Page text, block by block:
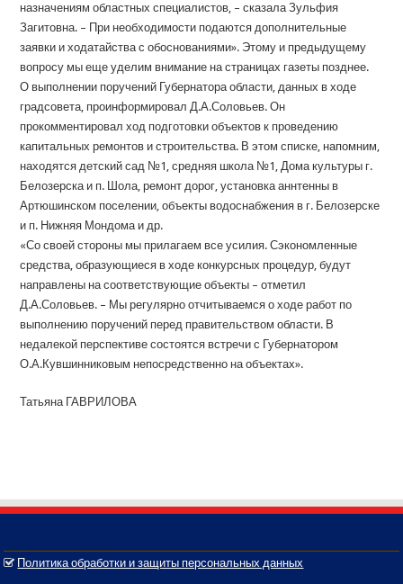
назначениям областных специалистов, – сказала Зульфия
Загитовна. – При необходимости подаются дополнительные
заявки и ходатайства с обоснованиями». Этому и предыдущему
вопросу мы еще уделим внимание на страницах газеты позднее.
О выполнении поручений Губернатора области, данных в ходе
градсовета, проинформировал Д.А.Соловьев. Он
прокомментировал ход подготовки объектов к проведению
капитальных ремонтов и строительства. В этом списке, напомним,
находятся детский сад №1, средняя школа №1, Дома культуры г.
Белозерска и п. Шола, ремонт дорог, установка аннтенны в
Артюшинском поселении, объекты водоснабжения в г. Белозерске
и п. Нижняя Мондома и др.
«Со своей стороны мы прилагаем все усилия. Сэкономленные
средства, образующиеся в ходе конкурсных процедур, будут
направлены на соответствующие объекты – отметил
Д.А.Соловьев. – Мы регулярно отчитываемся о ходе работ по
выполнению поручений перед правительством области. В
недалекой перспективе состоятся встречи с Губернатором
О.А.Кувшинниковым непосредственно на объектах».
Татьяна ГАВРИЛОВА
Политика обработки и защиты персональных данных